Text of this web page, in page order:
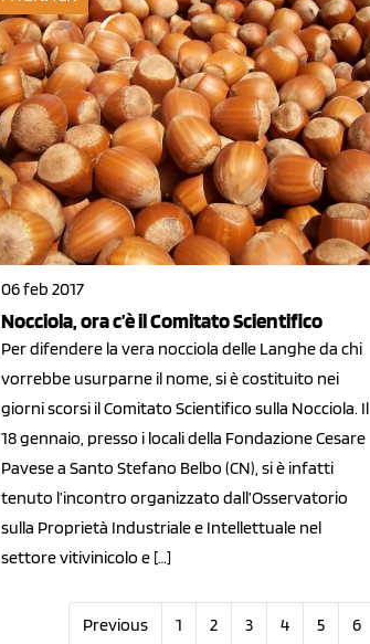
06 feb 2017
Nocciola, ora c’è il Comitato Scientifico
Per difendere la vera nocciola delle Langhe da chi
vorrebbe usurparne il nome, si è costituito nei
giorni scorsi il Comitato Scientifico sulla Nocciola. Il
18 gennaio, presso i locali della Fondazione Cesare
Pavese a Santo Stefano Belbo (CN), si è infatti
tenuto l’incontro organizzato dall’Osservatorio
sulla Proprietà Industriale e Intellettuale nel
settore vitivinicolo e […]
Previous 1 2 3 4 5 6